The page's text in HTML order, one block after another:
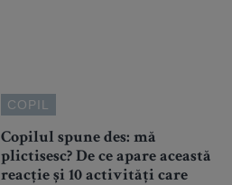
COPIL
Copilul spune des: mă
plictisesc? De ce apare această
reacție și 10 activități care